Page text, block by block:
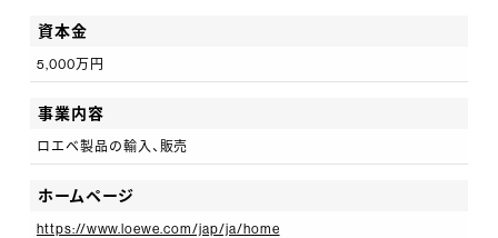
たは店舗マネジメントを行う『チームリーダー』『デパート
メントマネージャー』『アシスタントストアマネージャー』
『ストアマネージャー』など、多彩なキャリアがございま
す。
【トレーニング】
入社後の導入研修では、ロエベの歴史・基礎知識・接客
資本金
5,000万円
事業内容
ロエベ製品の輸入、販売
ホームページ
https://www.loewe.com/jap/ja/home